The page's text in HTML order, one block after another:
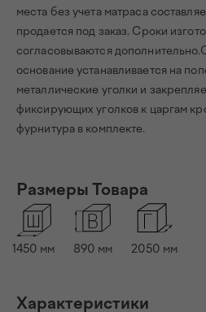
места без учета матраса
продается под заказ. Сроки
согласовываются
основание устанавливается на
металлические уголки и
фиксирующих уголков к царгам
фурнитура в комплекте.
Размеры Товара
1450 мм 890 мм 2050 мм
Характеристики